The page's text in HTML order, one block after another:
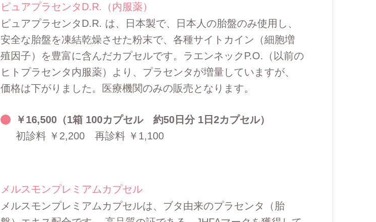
ピュアプラセンタD.R.（内服薬）
ピュアプラセンタD.R. は、日本製で、日本人の胎盤のみ使用し、
安全な胎盤を凍結乾燥させた粉末で、各種サイトカイン（細胞増
殖因子）を豊富に含んだカプセルです。ラエンネックP.O.（以前の
ヒトプラセンタ内服薬）より、プラセンタが増量していますが、
価格は下がりました。医療機関のみの販売となります。
￥16,500（1箱 100カプセル 約50日分 1日2カプセル）
初診料 ￥2,200 再診料 ￥1,100
メルスモンプレミアムカプセル
メルスモンプレミアムカプセルは、ブタ由来のプラセンタ（胎